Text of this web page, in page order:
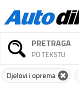
PRETRAGA
PO TEKSTU
Djelovi i oprema